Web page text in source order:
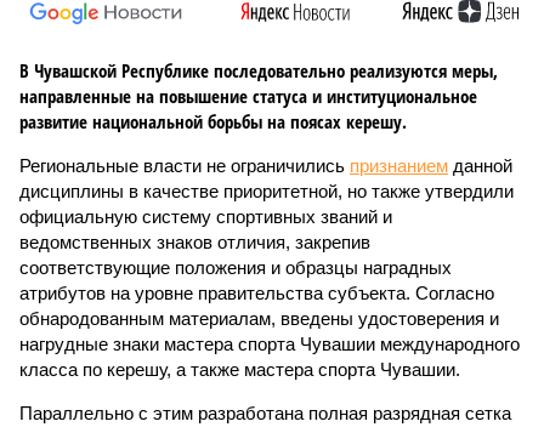
В Чувашской Республике последовательно реализуются меры,
направленные на повышение статуса и институциональное
развитие национальной борьбы на поясах керешу.
Региональные власти не ограничились признанием данной
дисциплины в качестве приоритетной, но также утвердили
официальную систему спортивных званий и
ведомственных знаков отличия, закрепив
соответствующие положения и образцы наградных
атрибутов на уровне правительства субъекта. Согласно
обнародованным материалам, введены удостоверения и
нагрудные знаки мастера спорта Чувашии международного
класса по керешу, а также мастера спорта Чувашии.
Параллельно с этим разработана полная разрядная сетка